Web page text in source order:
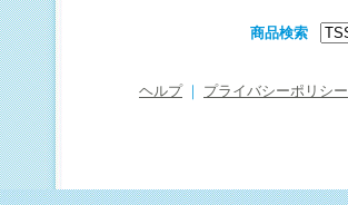
商品検索
ヘルプ プライバシーポリシー